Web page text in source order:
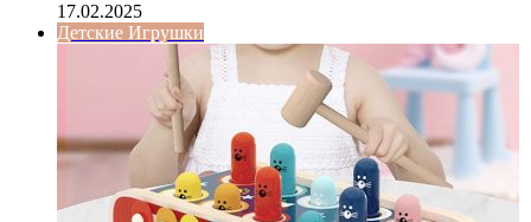
17.02.2025
Детские Игрушки